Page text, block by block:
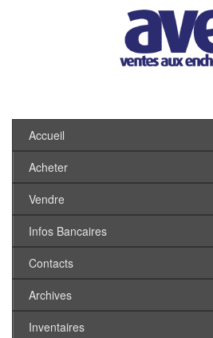
Accueil
Acheter
Vendre
Infos Bancaires
Contacts
Archives
Inventaires